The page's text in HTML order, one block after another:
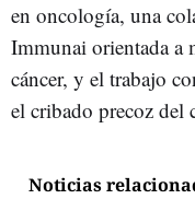
en oncología, una
Immunai orientada a
cáncer, y el trabajo
el cribado precoz del
Noticias